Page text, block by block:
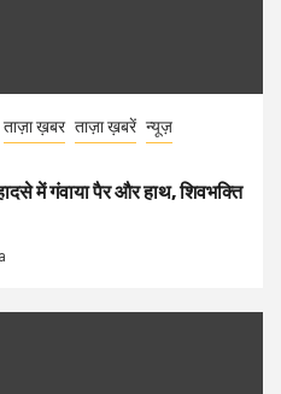
ताज़ा ख़बर ताज़ा ख़बरें न्यूज़
में गंवाया पैर और हाथ, शिवभक्ति